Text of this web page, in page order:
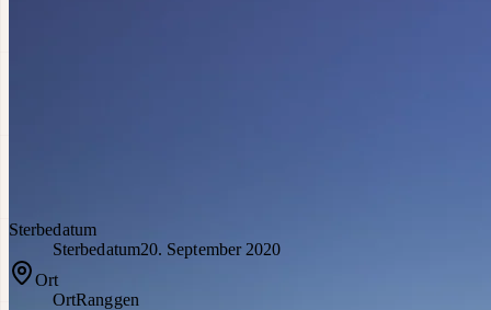
Sterbedatum
Sterbedatum20. September 2020
Ort
OrtRanggen